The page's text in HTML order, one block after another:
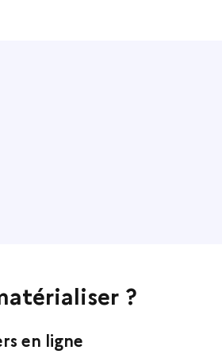
?
en ligne